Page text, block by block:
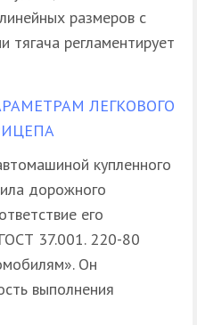
размеров с
тягача регламентирует
ЛЕГКОВОГО
купленного
дорожного
его
37.001. 220-80
Он
выполнения